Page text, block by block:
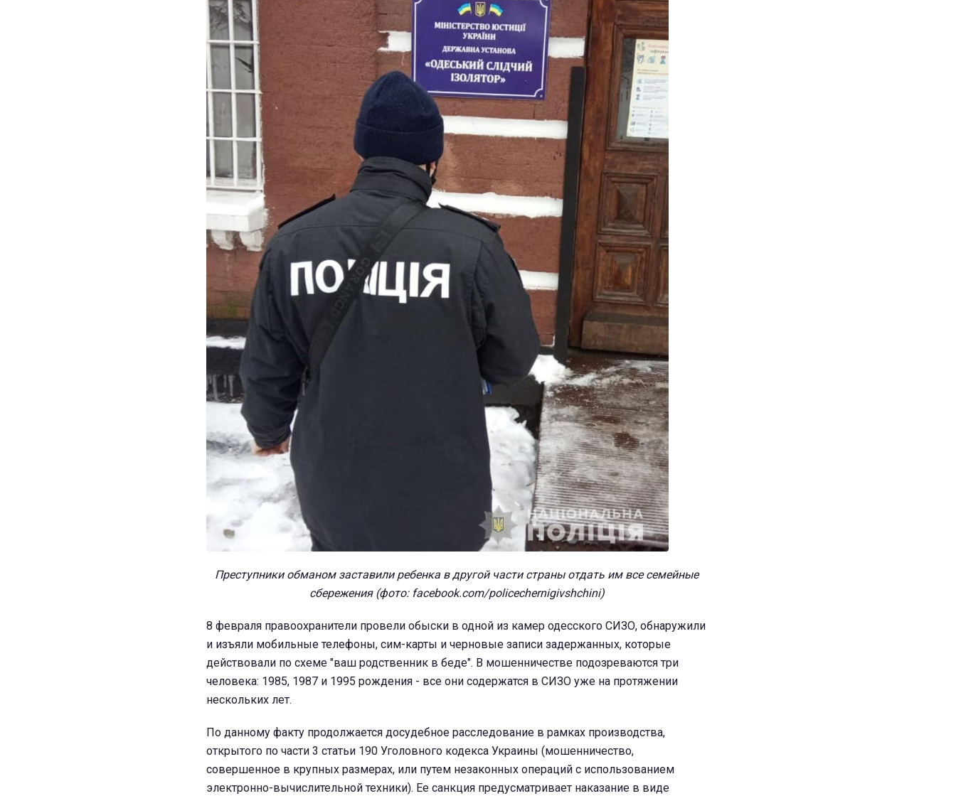
Преступники обманом заставили ребенка в другой части страны отдать им все семейные
сбережения (фото: facebook.com/policechernigivshchini)
8 февраля правоохранители провели обыски в одной из камер одесского СИЗО, обнаружили
и изъяли мобильные телефоны, сим-карты и черновые записи задержанных, которые
действовали по схеме "ваш родственник в беде". В мошенничестве подозреваются три
человека: 1985, 1987 и 1995 рождения - все они содержатся в СИЗО уже на протяжении
нескольких лет.
По данному факту продолжается досудебное расследование в рамках производства,
открытого по части 3 статьи 190 Уголовного кодекса Украины (мошенничество,
совершенное в крупных размерах, или путем незаконных операций с использованием
электронно-вычислительной техники). Ее санкция предусматривает наказание в виде